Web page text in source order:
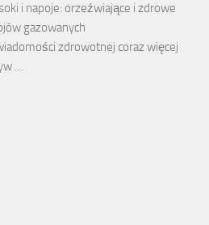
i napoje: orzeźwiające i zdrowe
gazowanych
zdrowotnej coraz więcej
…